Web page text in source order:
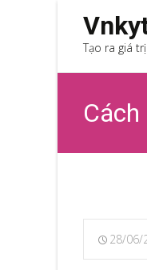
Tạo ra giá
28/06/